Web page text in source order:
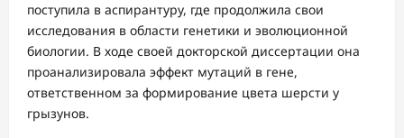
поступила в аспирантуру, где продолжила свои
исследования в области генетики и эволюционной
биологии. В ходе своей докторской диссертации она
проанализировала эффект мутаций в гене,
ответственном за формирование цвета шерсти у
грызунов.